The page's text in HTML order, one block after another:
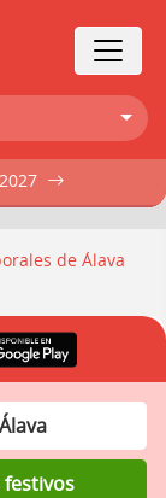
de Álava
2027
2027